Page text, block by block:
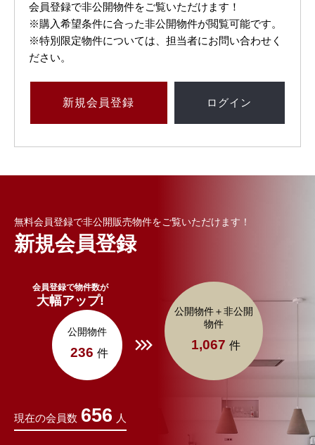
会員登録で非公開物件をご覧いただけます！
※購入希望条件に合った非公開物件が閲覧可能です。
※特別限定物件については、担当者にお問い合わせく
ださい。
新規会員登録 ログイン
無料会員登録で非公開販売物件をご覧いただけます！
新規会員登録
会員登録で物件数が
大幅アップ!
公開物件
236 件
公開物件＋非公開
物件
1,067 件
現在の会員数 656 人